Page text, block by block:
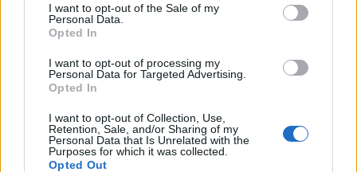
I want to opt-out of the Sale of my
Personal Data.
Opted In
I want to opt-out of processing my
Personal Data for Targeted Advertising.
Opted In
I want to opt-out of Collection, Use,
Retention, Sale, and/or Sharing of my
Personal Data that Is Unrelated with the
Purposes for which it was collected.
Opted Out
secondo incontro sul
Progetto “Famiglia e
che sanno ascoltarsi”
18 Febbraio 2025
In "Tortona"
Conferenza sul
Tortona
4 Marzo 2025
In "Tortona"